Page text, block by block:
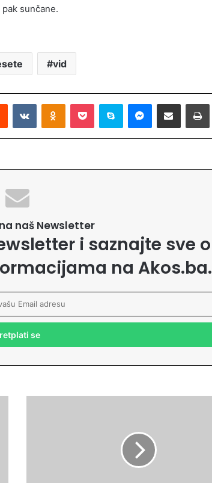
sunčane.
vid
Reddit VKontakte Odnoklassniki Pocket Skype Messenger Podijeli putem Emaila Printaj
naš Newsletter
i saznajte sve o
na Akos.ba.